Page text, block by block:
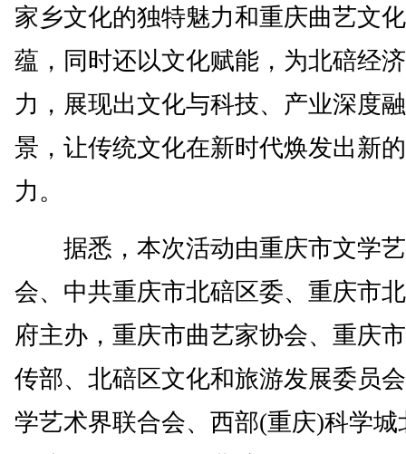
家乡文化的独特魅力和重庆曲艺文
蕴，同时还以文化赋能，为北碚经
力，展现出文化与科技、产业深度
景，让传统文化在新时代焕发出新
力。
据悉，本次活动由重庆市文学艺
会、中共重庆市北碚区委、重庆市
府主办，重庆市曲艺家协会、重庆
传部、北碚区文化和旅游发展委员
学艺术界联合会、西部(重庆)科学城